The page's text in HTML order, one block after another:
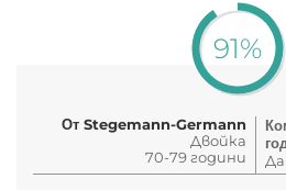
91%
От Stegemann-Germann
Двойка
70-79 години